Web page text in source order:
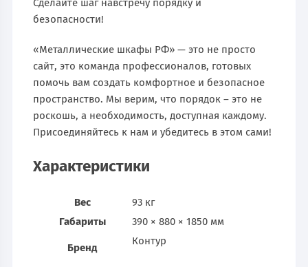
Сделайте шаг навстречу порядку и
безопасности!
«Металлические шкафы РФ» — это не просто
сайт, это команда профессионалов, готовых
помочь вам создать комфортное и безопасное
пространство. Мы верим, что порядок – это не
роскошь, а необходимость, доступная каждому.
Присоединяйтесь к нам и убедитесь в этом сами!
Характеристики
Вес
93 кг
Габариты
390 × 880 × 1850 мм
Бренд
Контур